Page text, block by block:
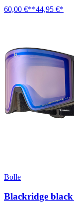
60,00 €**44,95 €*
Bolle
Blackridge